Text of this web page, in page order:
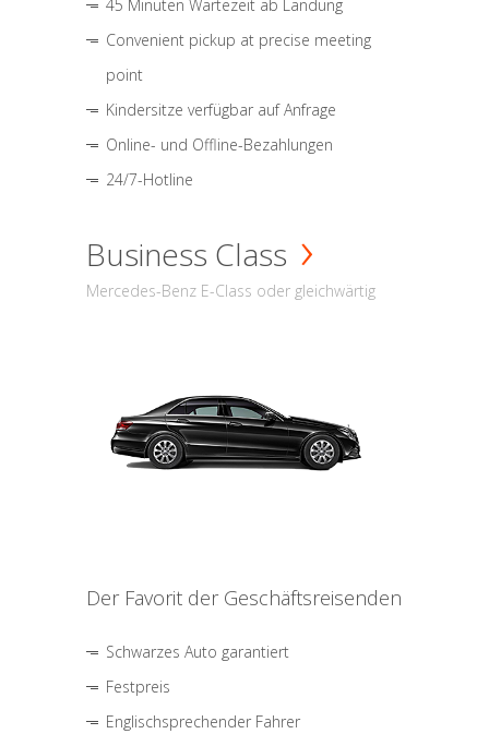
45 Minuten Wartezeit ab Landung
Convenient pickup at precise meeting
point
Kindersitze verfügbar auf Anfrage
Online- und Offline-Bezahlungen
24/7-Hotline
Business Class
Mercedes-Benz E-Class oder gleichwärtig
Der Favorit der Geschäftsreisenden
Schwarzes Auto garantiert
Festpreis
Englischsprechender Fahrer